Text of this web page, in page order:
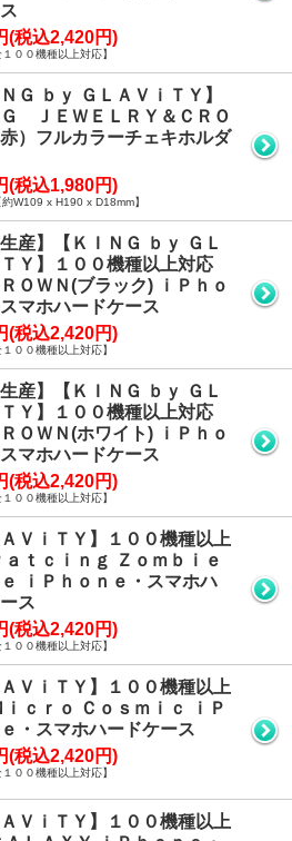
(税込2,420円)
００機種以上対応】
ＮＧ ｂｙ ＧＬＡＶｉＴＹ】
Ｇ ＪＥＷＥＬＲＹ＆ＣＲＯ
）フルカラーチェキホルダ
(税込1,980円)
W109 x H190 x D18mm】
生産】【ＫＩＮＧ ｂｙ ＧＬ
Ｙ】１００機種以上対応
ＯＷＮ(ブラック) ｉＰｈｏ
マホハードケース
(税込2,420円)
００機種以上対応】
生産】【ＫＩＮＧ ｂｙ ＧＬ
Ｙ】１００機種以上対応
ＯＷＮ(ホワイト) ｉＰｈｏ
マホハードケース
(税込2,420円)
００機種以上対応】
ＡＶｉＴＹ】１００機種以上
ｔｃｉｎｇ Ｚｏｍｂｉｅ
ｉＰｈｏｎｅ・スマホハ
ス
(税込2,420円)
００機種以上対応】
ＡＶｉＴＹ】１００機種以上
ｃｒｏ Ｃｏｓｍｉｃ ｉＰ
ｅ・スマホハードケース
(税込2,420円)
００機種以上対応】
ＡＶｉＴＹ】１００機種以上